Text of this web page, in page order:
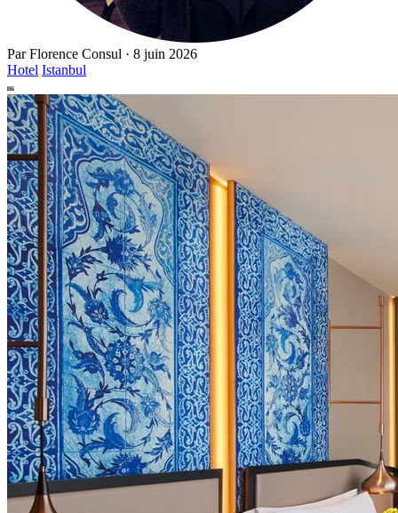
ParFlorence Consul · 8 juin 2026
Hotel Istanbul